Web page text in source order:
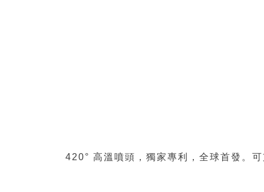
420° 高溫噴頭，獨家專利，全球首發。